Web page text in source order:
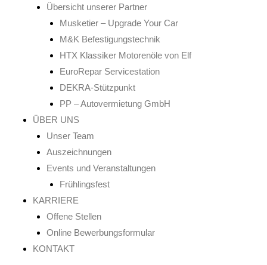
Übersicht unserer Partner
Musketier – Upgrade Your Car
M&K Befestigungstechnik
HTX Klassiker Motorenöle von Elf
EuroRepar Servicestation
DEKRA-Stützpunkt
PP – Autovermietung GmbH
ÜBER UNS
Unser Team
Auszeichnungen
Events und Veranstaltungen
Frühlingsfest
KARRIERE
Offene Stellen
Online Bewerbungsformular
KONTAKT